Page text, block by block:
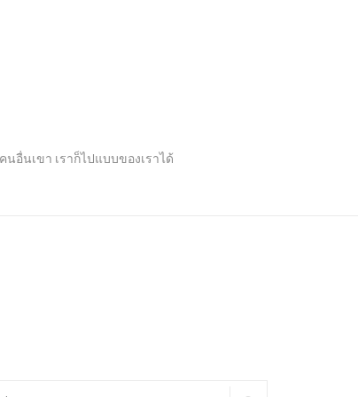
อื่นเขา เราก็ไปแบบของเราได้